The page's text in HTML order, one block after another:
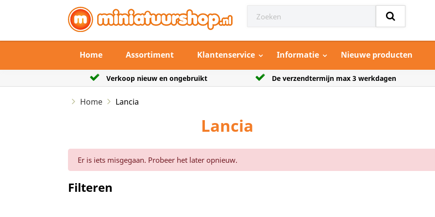
Home Assortiment Klantenservice Informatie Nieuwe producten
De verzendtermijn max 3 werkdagen Grootste aanbod model auto’s
Home Lancia
Lancia
Er is iets misgegaan. Probeer het later opnieuw.
Filteren